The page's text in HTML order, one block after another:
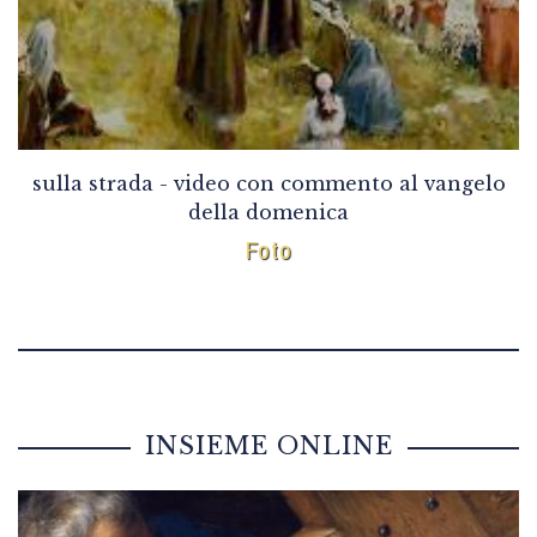
sulla strada - video con commento al vangelo
della domenica
Foto
INSIEME ONLINE